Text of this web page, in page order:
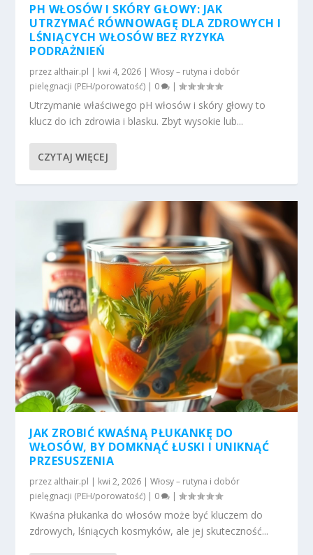
PH WŁOSÓW I SKÓRY GŁOWY: JAK
UTRZYMAĆ RÓWNOWAGĘ DLA ZDROWYCH I
LŚNIĄCYCH WŁOSÓW BEZ RYZYKA
PODRAŻNIEŃ
przez althair.pl | kwi 4, 2026 |Włosy – rutyna i dobór
pielęgnacji (PEH/porowatość) | 0 |
Utrzymanie właściwego pH włosów i skóry głowy to
klucz do ich zdrowia i blasku. Zbyt wysokie lub...
CZYTAJ WIĘCEJ
JAK ZROBIĆ KWAŚNĄ PŁUKANKĘ DO
WŁOSÓW, BY DOMKNĄĆ ŁUSKI I UNIKNĄĆ
PRZESUSZENIA
przez althair.pl | kwi 2, 2026 |Włosy – rutyna i dobór
pielęgnacji (PEH/porowatość) | 0 |
Kwaśna płukanka do włosów może być kluczem do
zdrowych, lśniących kosmyków, ale jej skuteczność...